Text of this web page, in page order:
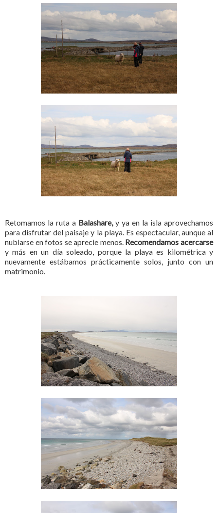
Retomamos la ruta a Balashare, y ya en la isla aprovechamos
para disfrutar del paisaje y la playa. Es espectacular, aunque al
nublarse en fotos se aprecie menos. Recomendamos acercarse
y más en un día soleado, porque la playa es kilométrica y
nuevamente estábamos prácticamente solos, junto con un
matrimonio.